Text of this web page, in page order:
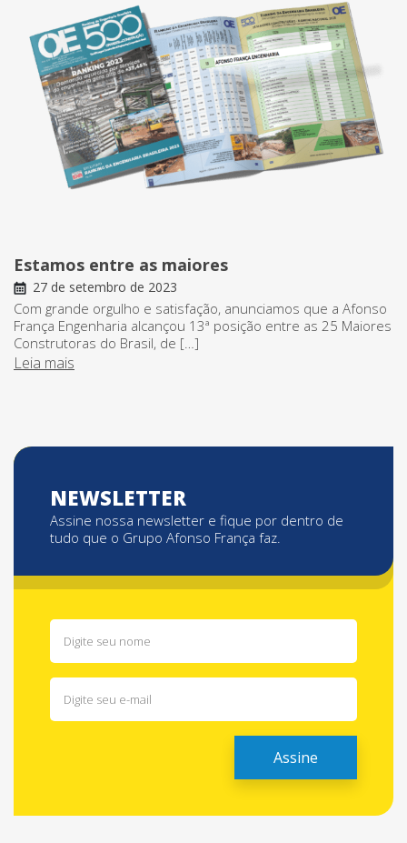
Estamos entre as maiores
27 de setembro de 2023
Com grande orgulho e satisfação, anunciamos que a Afonso
França Engenharia alcançou 13ª posição entre as 25 Maiores
Construtoras do Brasil, de […]
Leia mais
NEWSLETTER
Assine nossa newsletter e fique por dentro de
tudo que o Grupo Afonso França faz.